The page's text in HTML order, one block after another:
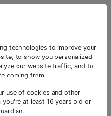
avantages du
technologies to improve your
to show you personalized
our website traffic, and to
coming from.
use of cookies and other
at least 16 years old or